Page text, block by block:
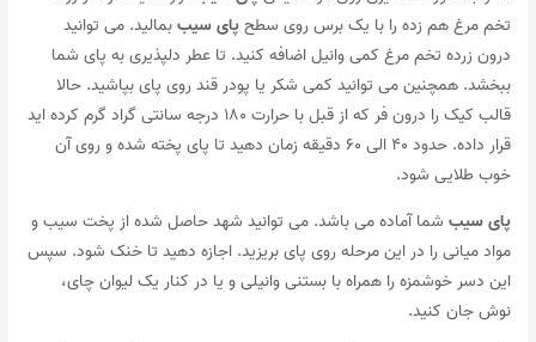
تخم مرغ هم زده را با یک برس روی سطحپای سیببمالید. می توانید
درون زرده تخم مرغ کمی وانیل اضافه کنید. تا عطر دلپذیری به پای شما
ببخشد. همچنین می توانید کمی شکر یا پودر قند روی پای بپاشید. حالا
قالب کیک را درون فر که از قبل با حرارت ۱۸۰ درجه سانتی گراد گرم کرده اید
قرار داده. حدود ۴۰ الی ۶۰ دقیقه زمان دهید تا پای پخته شده و روی آن
خوب طلایی شود.
پای سیب شما آماده می باشد. می توانید شهد حاصل شده از پخت سیب و
مواد میانی را در این مرحله روی پای بریزید. اجازه دهید تا خنک شود. سپس
این دسر خوشمزه را همراه با بستنی وانیلی و یا در کنار یک لیوان چای،
نوش جان کنید.